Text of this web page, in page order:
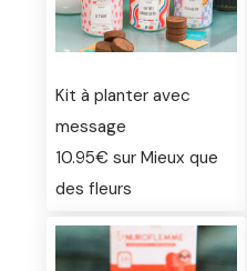
Kit à planter avec
message
10.95€ sur Mieux que
des fleurs